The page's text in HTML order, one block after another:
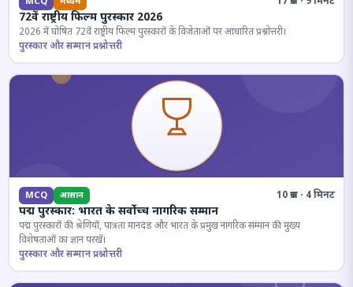
72वें राष्ट्रीय फिल्म पुरस्कार 2026
2026 में घोषित 72वें राष्ट्रीय फिल्म पुरस्कारों के विजेताओं पर आधारित प्रश्नोत्तरी।
पुरस्कार और सम्मान प्रश्नोत्तरी
MCQ आसान 10 प्रश्न · 4 मिनट
पद्म पुरस्कार: भारत के सर्वोच्च नागरिक सम्मान
पद्म पुरस्कारों की श्रेणियों, पात्रता मानदंड और भारत के प्रमुख नागरिक सम्मान की मुख्य
विशेषताओं का ज्ञान परखें।
पुरस्कार और सम्मान प्रश्नोत्तरी